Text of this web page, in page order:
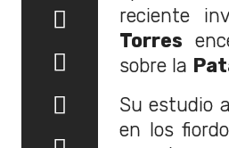
reciente
Torres
sobre la
Su estudio
en los